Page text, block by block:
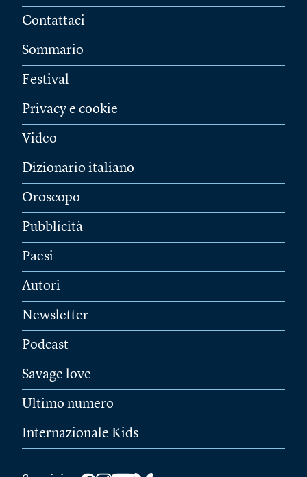
Contattaci
Sommario
Festival
Privacy e cookie
Video
Dizionario italiano
Oroscopo
Pubblicità
Paesi
Autori
Newsletter
Podcast
Savage love
Ultimo numero
Internazionale Kids